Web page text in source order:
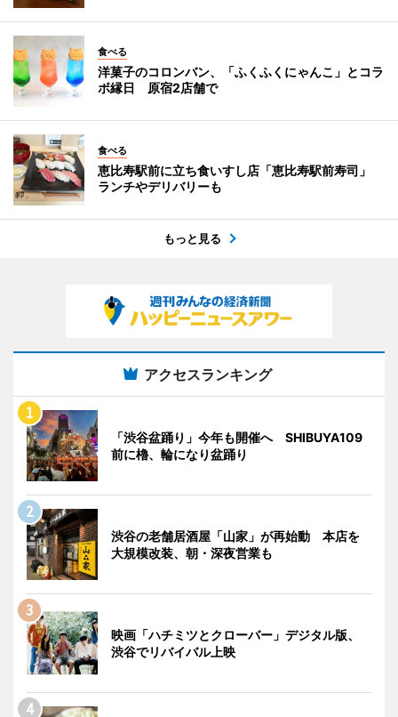
食べる
洋菓子のコロンバン、「ふくふくにゃんこ」とコラ
ボ縁日 原宿2店舗で
食べる
恵比寿駅前に立ち食いすし店「恵比寿駅前寿司」
ランチやデリバリーも
もっと見る
アクセスランキング
「渋谷盆踊り」今年も開催へ SHIBUYA109
前に櫓、輪になり盆踊り
渋谷の老舗居酒屋「山家」が再始動 本店を
大規模改装、朝・深夜営業も
映画「ハチミツとクローバー」デジタル版、
渋谷でリバイバル上映